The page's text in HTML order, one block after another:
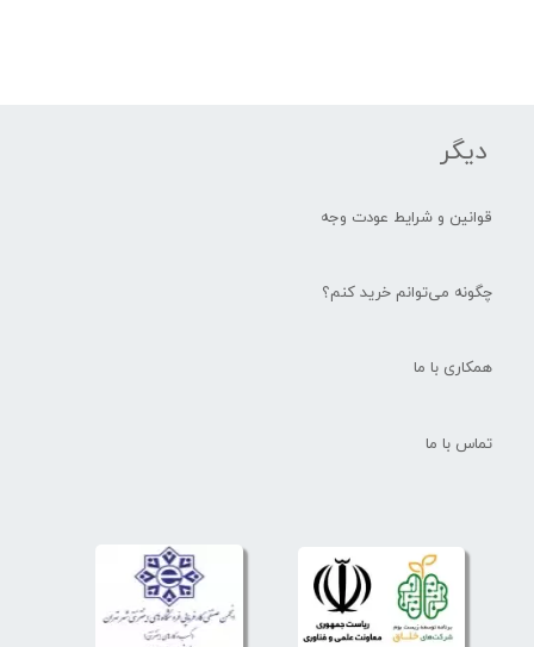
دیگر
قوانین و شرایط عودت وجه
چگونه می‌توانم خرید کنم؟
همکاری با ما
تماس با ما